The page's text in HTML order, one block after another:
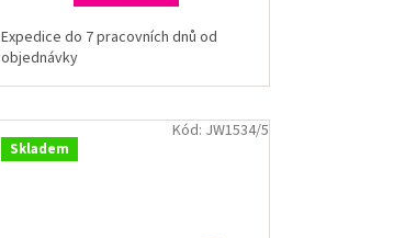
Expedice do 7 pracovních dnů od
objednávky
Skladem
Kód: JW1534/5